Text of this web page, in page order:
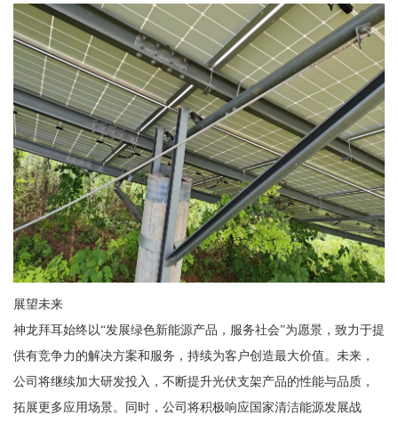
展望未来
神龙拜耳始终以“发展绿色新能源产品，服务社会”为愿景，致力于提
供有竞争力的解决方案和服务，持续为客户创造最大价值。未来，
公司将继续加大研发投入，不断提升光伏支架产品的性能与品质，
拓展更多应用场景。同时，公司将积极响应国家清洁能源发展战